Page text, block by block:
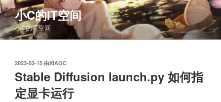
跳
至
内
容
小C的IT空间
小C的IT空间
发
布
于
2023-03-15 由XIAOC
Stable Diffusion launch.py 如何指
定显卡运行